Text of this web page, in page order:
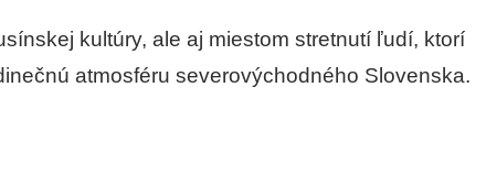
kultúry, ale aj miestom stretnutí ľudí, ktorí
atmosféru severovýchodného Slovenska.